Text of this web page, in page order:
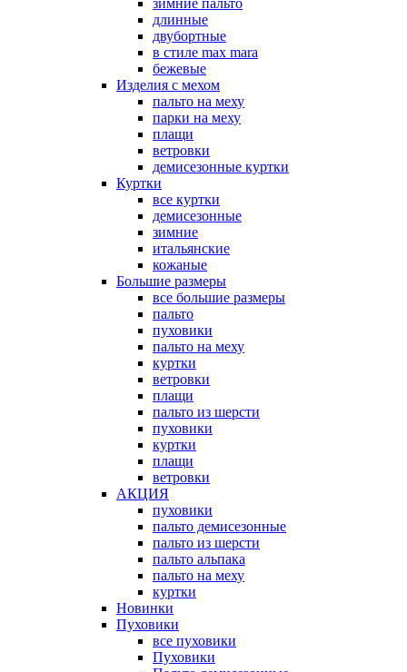
зимние пальто
длинные
двубортные
в стиле max mara
бежевые
Изделия с мехом
пальто на меху
парки на меху
плащи
ветровки
демисезонные куртки
Куртки
все куртки
демисезонные
зимние
итальянские
кожаные
Большие размеры
все большие размеры
пальто
пуховики
пальто на меху
куртки
ветровки
плащи
пальто из шерсти
пуховики
куртки
плащи
ветровки
АКЦИЯ
пуховики
пальто демисезонные
пальто из шерсти
пальто альпака
пальто на меху
куртки
Новинки
Пуховики
все пуховики
Пуховики